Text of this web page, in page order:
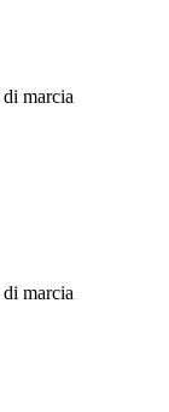
marcia
marcia